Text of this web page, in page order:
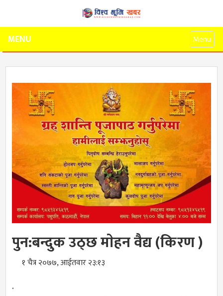
MENU Menu
पुन:बन्दुक उठ्छ माेहन वैद्य (किरण )
१ चैत्र २०७७, आईतवार २३:१३
.